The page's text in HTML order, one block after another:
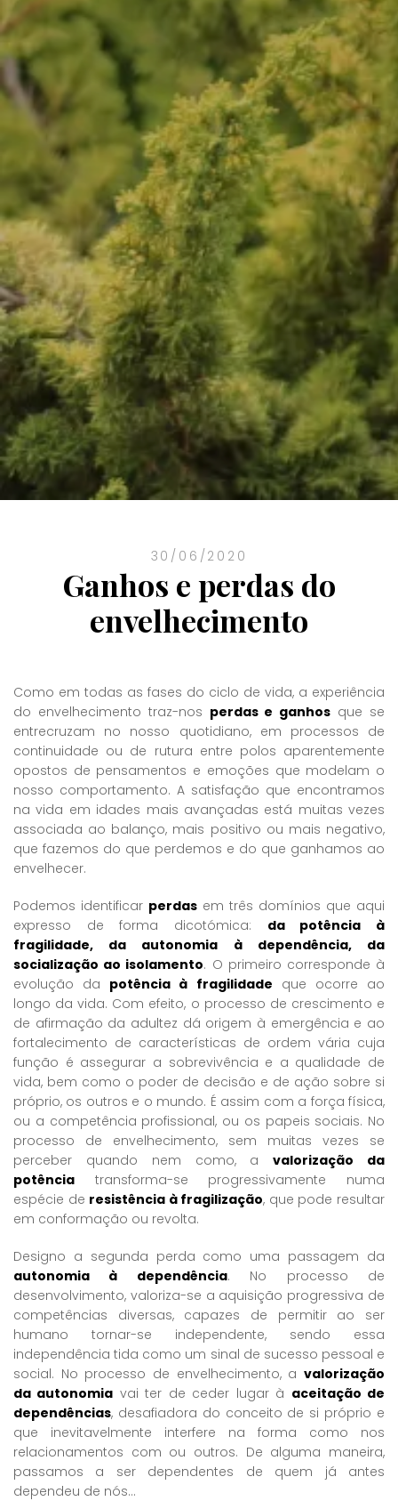
30/06/2020
Ganhos e perdas do
envelhecimento
Como em todas as fases do ciclo de vida, a experiência
do envelhecimento traz-nos perdas e ganhos que se
entrecruzam no nosso quotidiano, em processos de
continuidade ou de rutura entre polos aparentemente
opostos de pensamentos e emoções que modelam o
nosso comportamento. A satisfação que encontramos
na vida em idades mais avançadas está muitas vezes
associada ao balanço, mais positivo ou mais negativo,
que fazemos do que perdemos e do que ganhamos ao
envelhecer.
Podemos identificar perdas em três domínios que aqui
expresso de forma dicotómica: da potência à
fragilidade, da autonomia à dependência, da
socialização ao isolamento. O primeiro corresponde à
evolução da potência à fragilidade que ocorre ao
longo da vida. Com efeito, o processo de crescimento e
de afirmação da adultez dá origem à emergência e ao
fortalecimento de características de ordem vária cuja
função é assegurar a sobrevivência e a qualidade de
vida, bem como o poder de decisão e de ação sobre si
próprio, os outros e o mundo. É assim com a força física,
ou a competência profissional, ou os papeis sociais. No
processo de envelhecimento, sem muitas vezes se
perceber quando nem como, avalorização da
potência transforma-se progressivamente numa
espécie de resistência à fragilização, que pode resultar
em conformação ou revolta.
Designo a segunda perda como uma passagem da
autonomia à dependência. No processo de
desenvolvimento, valoriza-se a aquisição progressiva de
competências diversas, capazes de permitir ao ser
humano tornar-se independente, sendo essa
independência tida como um sinal de sucesso pessoal e
social. No processo de envelhecimento, a valorização
da autonomia vai ter de ceder lugar à aceitação de
dependências, desafiadora do conceito de si próprio e
que inevitavelmente interfere na forma como nos
relacionamentos com ou outros. De alguma maneira,
passamos a ser dependentes de quem já antes
dependeu de nós…